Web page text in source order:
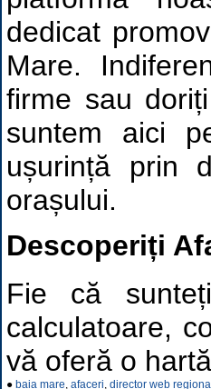
dedicat
Mare.
firme sau
suntem aici
ușurință prin
orașului.
Descoperiți
Fie că
calculatoare,
vă oferă o
● baia mare, afaceri, director web regional